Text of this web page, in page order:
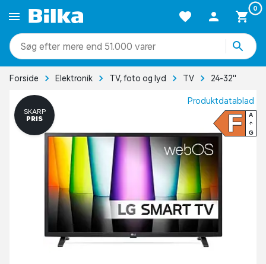
0
mere end 51.000 varer
Forside Elektronik TV, foto og lyd TV 24-32"
SKARP
PRIS
Produktdatablad
F A
G